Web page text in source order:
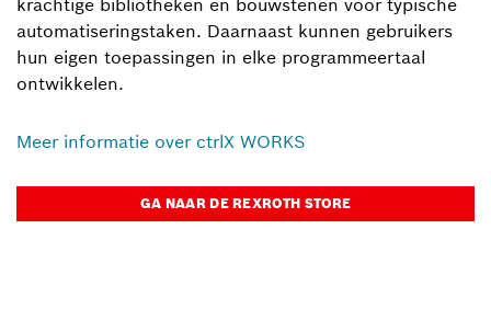
krachtige bibliotheken en bouwstenen voor typische
automatiseringstaken. Daarnaast kunnen gebruikers
hun eigen toepassingen in elke programmeertaal
ontwikkelen.
Meer informatie over ctrlX WORKS
GA NAAR DE REXROTH STORE